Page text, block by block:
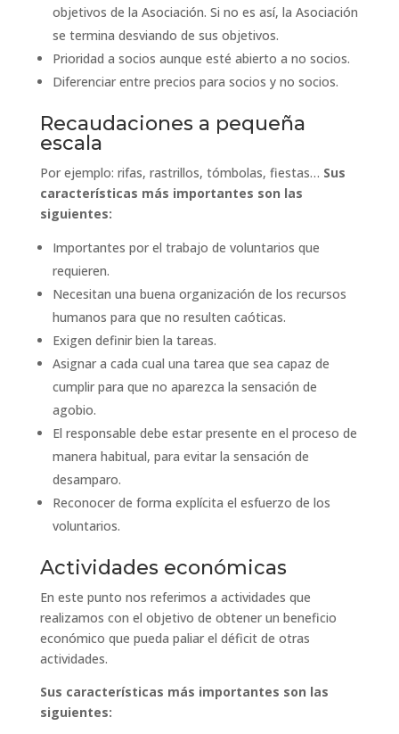
objetivos de la Asociación. Si no es así, la Asociación
se termina desviando de sus objetivos.
Prioridad a socios aunque esté abierto a no socios.
Diferenciar entre precios para socios y no socios.
Recaudaciones a pequeña
escala
Por ejemplo: rifas, rastrillos, tómbolas, fiestas… Sus
características más importantes son las
siguientes:
Importantes por el trabajo de voluntarios que
requieren.
Necesitan una buena organización de los recursos
humanos para que no resulten caóticas.
Exigen definir bien la tareas.
Asignar a cada cual una tarea que sea capaz de
cumplir para que no aparezca la sensación de
agobio.
El responsable debe estar presente en el proceso de
manera habitual, para evitar la sensación de
desamparo.
Reconocer de forma explícita el esfuerzo de los
voluntarios.
Actividades económicas
En este punto nos referimos a actividades que
realizamos con el objetivo de obtener un beneficio
económico que pueda paliar el déficit de otras
actividades.
Sus características más importantes son las
siguientes: